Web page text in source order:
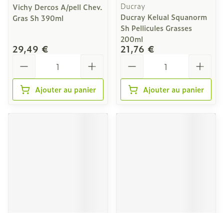
Vichy Dercos A/pell Chev.
Gras Sh 390ml
29,49 €
Ajouter au panier
Ducray
Ducray Kelual Squanorm
Sh Pellicules Grasses
200ml
21,76 €
Ajouter au panier